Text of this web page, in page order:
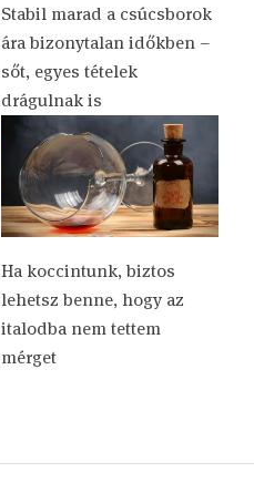
Stabil marad a csúcsborok
ára bizonytalan időkben –
sőt, egyes tételek
drágulnak is
Ha koccintunk, biztos
lehetsz benne, hogy az
italodba nem tettem
mérget